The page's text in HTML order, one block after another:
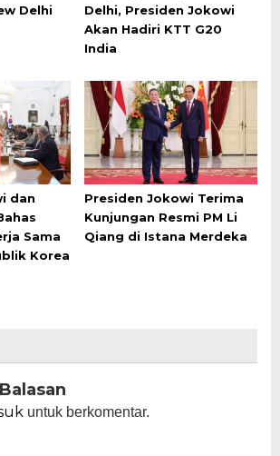
Delhi
Delhi, Presiden Jokowi
Akan Hadiri KTT G20
India
dan
Sama
Korea
Presiden Jokowi Terima
Kunjungan Resmi PM Li
Qiang di Istana Merdeka
untuk berkomentar.